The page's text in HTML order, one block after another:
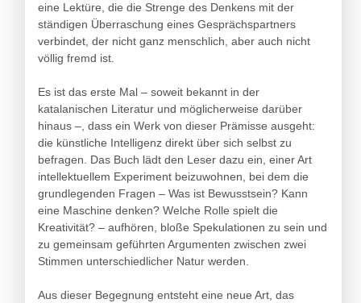
eine Lektüre, die die Strenge des Denkens mit der
ständigen Überraschung eines Gesprächspartners
verbindet, der nicht ganz menschlich, aber auch nicht
völlig fremd ist.
Es ist das erste Mal – soweit bekannt in der
katalanischen Literatur und möglicherweise darüber
hinaus –, dass ein Werk von dieser Prämisse ausgeht:
die künstliche Intelligenz direkt über sich selbst zu
befragen. Das Buch lädt den Leser dazu ein, einer Art
intellektuellem Experiment beizuwohnen, bei dem die
grundlegenden Fragen – Was ist Bewusstsein? Kann
eine Maschine denken? Welche Rolle spielt die
Kreativität? – aufhören, bloße Spekulationen zu sein und
zu gemeinsam geführten Argumenten zwischen zwei
Stimmen unterschiedlicher Natur werden.
Aus dieser Begegnung entsteht eine neue Art, das